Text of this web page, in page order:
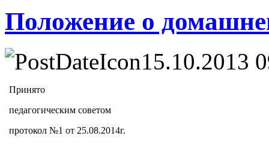
Положение о
15.10.2013
Принято
педагогическим советом
протокол №1 от 25.08.2014г.